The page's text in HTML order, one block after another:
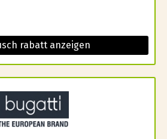
rabatt anzeigen